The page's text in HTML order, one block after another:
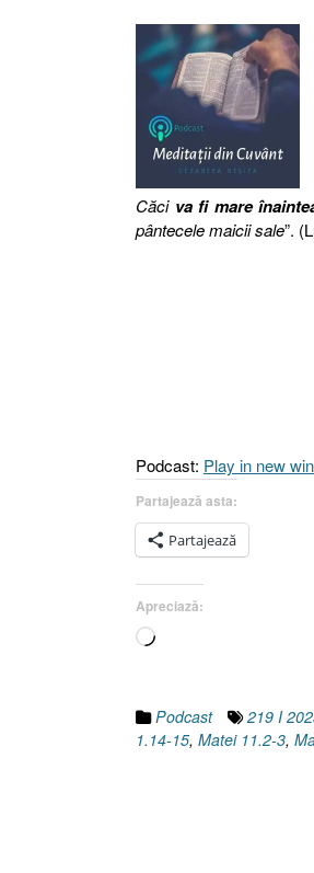
Căci va fi mare
pântecele maicii sale”.
Podcast: Play in new
Partajează asta:
Partajează
Apreciază:
Încarc...
Podcast 219 I
1.14-15, Matei 11.2-3,